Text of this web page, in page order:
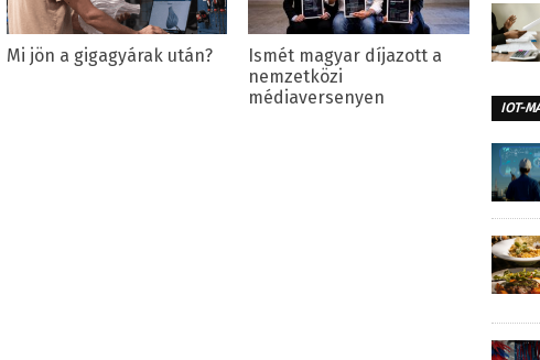
Mi jön a gigagyárak után?
Ismét magyar díjazott a
nemzetközi
médiaversenyen
IOT-